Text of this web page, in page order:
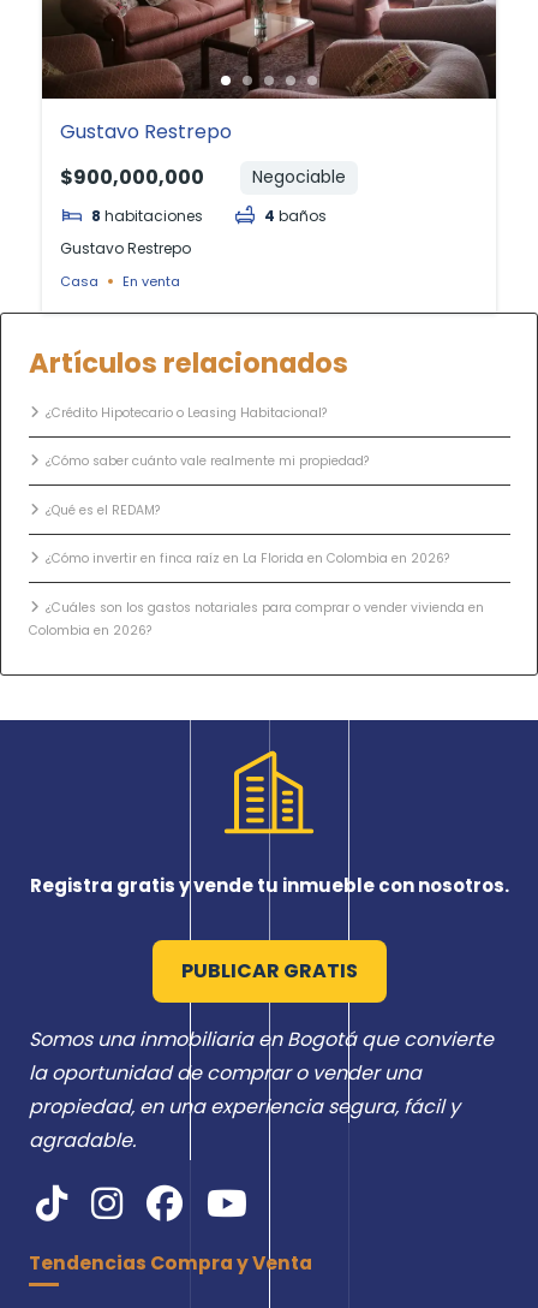
Gustavo Restrepo
$900,000,000
Negociable
8 habitaciones 4 baños
Gustavo Restrepo
Casa En venta
Artículos relacionados
¿Crédito Hipotecario o Leasing Habitacional?
¿Cómo saber cuánto vale realmente mi propiedad?
¿Qué es el REDAM?
¿Cómo invertir en finca raíz en La Florida en Colombia en 2026?
¿Cuáles son los gastos notariales para comprar o vender vivienda en
Colombia en 2026?
Somos una inmobiliaria en Bogotá que convierte
la oportunidad de comprar o vender una
propiedad, en una experiencia segura, fácil y
agradable.
Tendencias Compra y Venta
Registra gratis y vende tu inmueble con nosotros.
PUBLICAR GRATIS